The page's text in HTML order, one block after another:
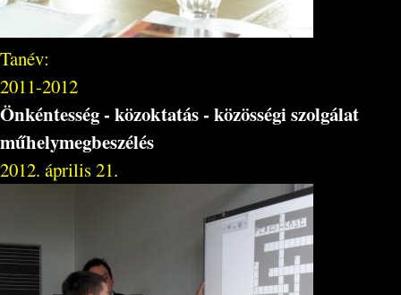
Tanév:
2011-2012
Önkéntesség - közoktatás - közösségi szolgálat
műhelymegbeszélés
2012. április 21.